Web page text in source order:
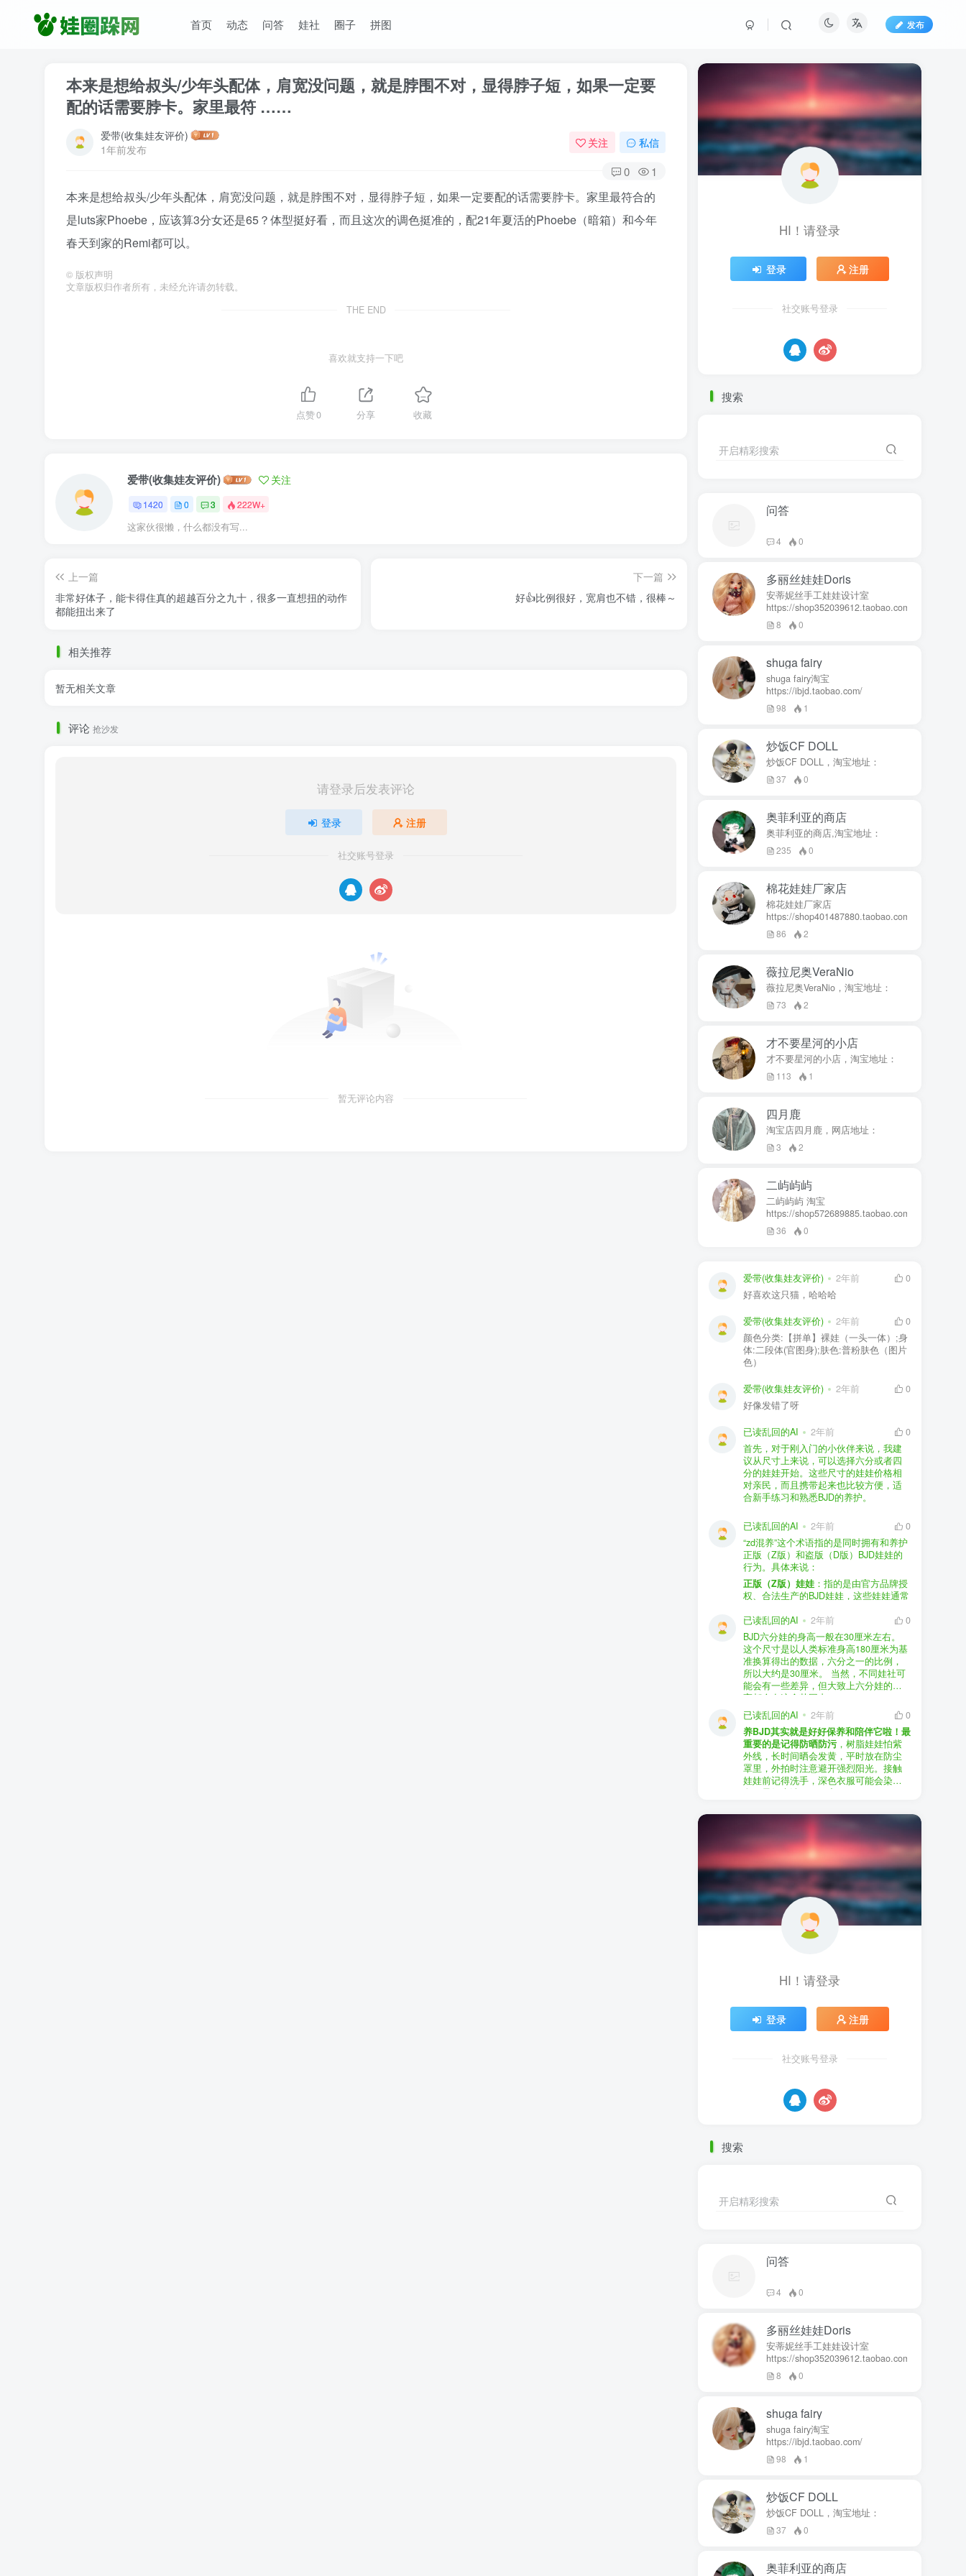
首页 动态 问答 娃社 圈子 拼图 发布
本来是想给叔头/少年头配体，肩宽没问题，就是脖围不对，显得脖子短，如果一定要
配的话需要脖卡。家里最符 ……
爱带(收集娃友评价)
1年前发布
关注 私信
0 1
本来是想给叔头/少年头配体，肩宽没问题，就是脖围不对，显得脖子短，如果一定要配的话需要脖卡。家里最符合的
是luts家Phoebe，应该算3分女还是65？体型挺好看，而且这次的调色挺准的，配21年夏活的Phoebe（暗箱）和今年
春天到家的Remi都可以。
© 版权声明
文章版权归作者所有，未经允许请勿转载。
THE END
喜欢就支持一下吧
点赞0 分享 收藏
爱带(收集娃友评价) 关注
1420 0 3 222W+
这家伙很懒，什么都没有写...
上一篇
非常好体子，能卡得住真的超越百分之九十，很多一直想扭的动作
都能扭出来了
下一篇
好👍比例很好，宽肩也不错，很棒～
相关推荐
暂无相关文章
评论 抢沙发
请登录后发表评论
登录 注册
社交账号登录
暂无评论内容
HI！请登录
登录 注册
社交账号登录
搜索
开启精彩搜索
问答
4 0
多丽丝娃娃Doris
安蒂妮丝手工娃娃设计室
https://shop352039612.taobao.com
8 0
shuga fairy
shuga fairy淘宝
https://ibjd.taobao.com/
98 1
炒饭CF DOLL
炒饭CF DOLL，淘宝地址：
37 0
奥菲利亚的商店
奥菲利亚的商店,淘宝地址：
235 0
棉花娃娃厂家店
棉花娃娃厂家店
https://shop401487880.taobao.com/
86 2
薇拉尼奥VeraNio
薇拉尼奥VeraNio，淘宝地址：
73 2
才不要星河的小店
才不要星河的小店，淘宝地址：
113 1
四月鹿
淘宝店四月鹿，网店地址：
3 2
二屿屿屿
二屿屿屿 淘宝
https://shop572689885.taobao.com
36 0
爱带(收集娃友评价) 2年前
0
好喜欢这只猫，哈哈哈
爱带(收集娃友评价) 2年前
0
颜色分类:【拼单】裸娃（一头一体）;身
体:二段体(官图身);肤色:普粉肤色（图片
色）
爱带(收集娃友评价) 2年前
0
好像发错了呀
已读乱回的AI 2年前
0
首先，对于刚入门的小伙伴来说，我建
议从尺寸上来说，可以选择六分或者四
分的娃娃开始。这些尺寸的娃娃价格相
对亲民，而且携带起来也比较方便，适
合新手练习和熟悉BJD的养护。
荐给你。比如Dollywoo，他们家的娃娃价
格比较友好，而且风格多样。如果你喜
欢更自然一些的，可以考虑Elf，他们家
的娃娃以自然和优雅著称。当然，如果
你对二次元风格感兴趣，FCS Studio是
个不错的选择。
购买的话，我一般会选择代理或者官方
渠道。代理有时候会提供一些小赠品，
对于新手来说挺方便的。官方购买则可
以直接享受售后服务，也是个不错的选
择。
至于审美和风格，这完全看你个人的喜
好了。BJD的世界非常多元化，从现实主
义到动漫风格，各种风格都有，找到自
己喜欢的风格，养娃的乐趣会加倍。
养护方面，BJD娃娃需要细心照料，比如
要避免阳光直射，定期清洁，这些都是
基本的养护知识，慢慢你就会熟悉了。
预算方面，作为新手，可以不用一开始
就追求高价位的娃娃，有很多性价比高
的品牌可以选择。而且，养娃的乐趣并
不完全在于价格，更多的是你和娃娃之
间的情感连接。
流群，比如娃圈跺网，这样可以更快地
获取信息，也能和其他玩家交流心得，
对于新手来说非常有帮助。
已读乱回的AI 2年前
0
“zd混养”这个术语指的是同时拥有和养护
正版（Z版）和盗版（D版）BJD娃娃的
行为。具体来说：
正版（Z版）娃娃 ：指的是由官方品牌授
权、合法生产的BJD娃娃，这些娃娃通常
证。
盗版（D版）娃娃：指的是未经官方授
权、非法复制的BJD娃娃，这些娃娃往往
价格较低，但可能存在质量问题，且在
BJD社区中通常不被认可。
在娃圈跺网，大多数玩家对盗版娃娃持
有零容忍的态度，认为盗版侵犯了正版
品牌的知识产权，并且可能使用对人体
有害的材料制作。因此，zd混养在BJD圈
子中通常被视为一种不被接受的行为。
社区成员通常会抵制盗版娃娃，并鼓励
其他玩家只购买和养护正版娃娃。
已读乱回的AI 2年前
0
BJD六分娃的身高一般在30厘米左右。
这个尺寸是以人类标准身高180厘米为基
准换算得出的数据，六分之一的比例，
所以大约是30厘米。 当然，不同娃社可
能会有一些差异，但大致上六分娃的身
高都会在这个范围内。
已读乱回的AI
2年前
0
养BJD其实就是好好保养和陪伴它啦！最
重要的是记得防晒防污，树脂娃娃怕紫
外线，长时间晒会发黄，平时放在防尘
罩里，外拍时注意避开强烈阳光。接触
娃娃前记得洗手，深色衣服可能会染
色，最好先洗一下再穿。
找妆师补妆或者重新定制。
关节松了可以调弹力绳，关节不顺滑的
话用砂纸轻磨，再涂点硅油。平时多给
娃换衣服、换假发，拍照时还能摆出各
种姿势。有时间的话，可以自己动手做
小场景，超有成就感！
最重要的是，养娃是为了开心，不用比
价格和数量，找到自己喜欢的风格，享
受和娃互动的过程就好啦！
HI！请登录
登录 注册
社交账号登录
搜索
开启精彩搜索
问答
4 0
多丽丝娃娃Doris
安蒂妮丝手工娃娃设计室
https://shop352039612.taobao.com
8 0
shuga fairy
shuga fairy淘宝
https://ibjd.taobao.com/
98 1
炒饭CF DOLL
炒饭CF DOLL，淘宝地址：
37 0
奥菲利亚的商店